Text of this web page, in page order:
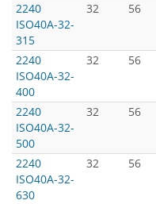
2240
ISO40A-32-
315
32 56
2240
ISO40A-32-
400
32 56
2240
ISO40A-32-
500
32 56
2240
ISO40A-32-
630
32 56